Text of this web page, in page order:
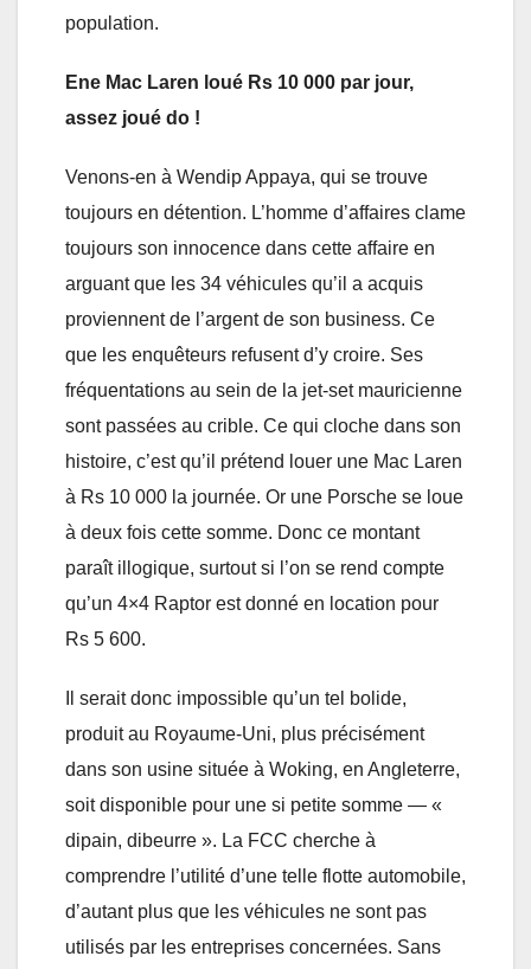
population.
Ene Mac Laren loué Rs 10 000 par jour,
assez joué do !
Venons-en à Wendip Appaya, qui se trouve
toujours en détention. L’homme d’affaires clame
toujours son innocence dans cette affaire en
arguant que les 34 véhicules qu’il a acquis
proviennent de l’argent de son business. Ce
que les enquêteurs refusent d’y croire. Ses
fréquentations au sein de la jet-set mauricienne
sont passées au crible. Ce qui cloche dans son
histoire, c’est qu’il prétend louer une Mac Laren
à Rs 10 000 la journée. Or une Porsche se loue
à deux fois cette somme. Donc ce montant
paraît illogique, surtout si l’on se rend compte
qu’un 4×4 Raptor est donné en location pour
Rs 5 600.
Il serait donc impossible qu’un tel bolide,
produit au Royaume-Uni, plus précisément
dans son usine située à Woking, en Angleterre,
soit disponible pour une si petite somme — «
dipain, dibeurre ». La FCC cherche à
comprendre l’utilité d’une telle flotte automobile,
d’autant plus que les véhicules ne sont pas
utilisés par les entreprises concernées. Sans